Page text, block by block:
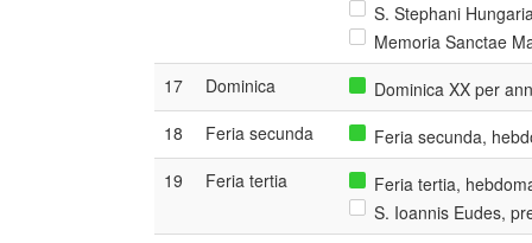
S. Stephani
Memoria Sanctae
17
Dominica
Dominica XX per
18
Feria secunda
Feria secunda,
19
Feria tertia
Feria tertia,
S. Ioannis Eudes,